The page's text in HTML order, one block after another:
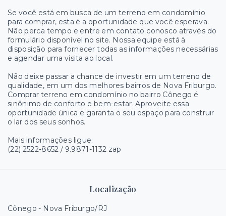
Se você está em busca de um terreno em condomínio
para comprar, esta é a oportunidade que você esperava.
Não perca tempo e entre em contato conosco através do
formulário disponível no site. Nossa equipe está à
disposição para fornecer todas as informações necessárias
e agendar uma visita ao local.
Não deixe passar a chance de investir em um terreno de
qualidade, em um dos melhores bairros de Nova Friburgo.
Comprar terreno em condomínio no bairro Cônego é
sinônimo de conforto e bem-estar. Aproveite essa
oportunidade única e garanta o seu espaço para construir
o lar dos seus sonhos.
Mais informações ligue:
(22) 2522-8652 / 9.9871-1132 zap
Localização
Cônego - Nova Friburgo/RJ